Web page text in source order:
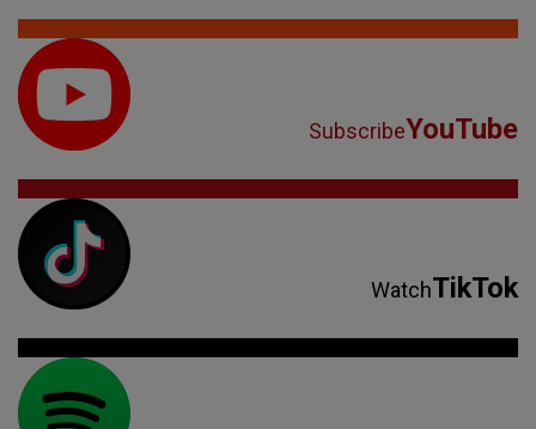
SubscribeYouTube
WatchTikTok